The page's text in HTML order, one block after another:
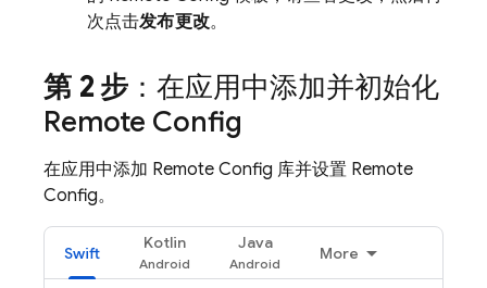
次点击发布更改。
第 2 步 ：在应用中添加并初始化
Remote Config
在应用中添加 Remote Config 库并设置 Remote
Config。
Swift
Kotlin Java
More